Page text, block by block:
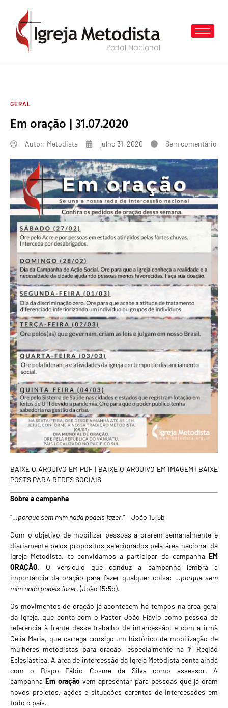
GERAL
Em oração | 31.07.2020
Autor: Metodista julho 31, 2020 Sem comentário
BAIXE O ARQUIVO EM PDF | BAIXE O ARQUIVO EM IMAGEM | BAIXE
POSTS PARA REDES SOCIAIS
Sobre a campanha
“…porque sem mim nada podeis fazer.” – João 15:5b
Com o objetivo de mobilizar pessoas a orarem semanalmente e
diariamente pelos propósitos selecionados pela área nacional da
Igreja Metodista, te convidamos a participar da campanha EM
ORAÇÃO. O versículo que conduz a campanha lembra a
importância da oração para fazer qualquer coisa: …porque sem
mim nada podeis fazer. (João 15:5b).
Os movimentos de oração já acontecem há tempos na área geral
da Igreja, que conta com o Pastor João Flávio como pessoa de
referência à frente desse trabalho de intercessão, e com a irmã
Célia Maria, que carrega consigo um histórico de mobilização de
mulheres metodistas para oração, especialmente na 1ª Região
Eclesiástica. A área de intercessão da Igreja Metodista conta ainda
com o Bispo Fábio Cosme da Silva como assessor. A
campanhaEm oração vem apresentar para pessoas que já oram
novos projetos, ações e situações carentes de intercessões em
todo o país.